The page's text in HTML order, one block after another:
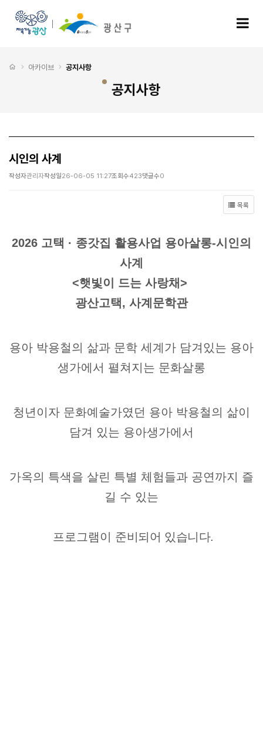
처음으로
아카이브 공지사항
공지사항
시인의 사계
작성자관리자작성일26-06-05 11:27조회수423댓글수0
목록
2026 고택 · 종갓집 활용사업 용아살롱-시인의
사계
<햇빛이 드는 사랑채>
광산고택, 사계문학관
용아 박용철의 삶과 문학 세계가 담겨있는 용아
생가에서 펼쳐지는 문화살롱
청년이자 문화예술가였던 용아 박용철의 삶이
담겨 있는 용아생가에서
가옥의 특색을 살린 특별 체험들과 공연까지 즐
길 수 있는
프로그램이 준비되어 있습니다.